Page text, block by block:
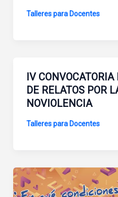
Talleres para Docentes
IV
DE RELATOS POR
NOVIOLENCIA
Talleres para Docentes